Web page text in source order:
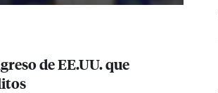
de EE.UU. que